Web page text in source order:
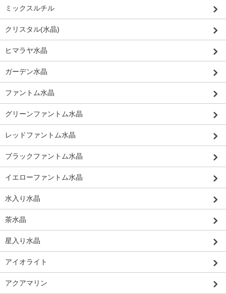
ミックスルチル
クリスタル(水晶)
ヒマラヤ水晶
ガーデン水晶
ファントム水晶
グリーンファントム水晶
レッドファントム水晶
ブラックファントム水晶
イエローファントム水晶
水入り水晶
茶水晶
星入り水晶
アイオライト
アクアマリン